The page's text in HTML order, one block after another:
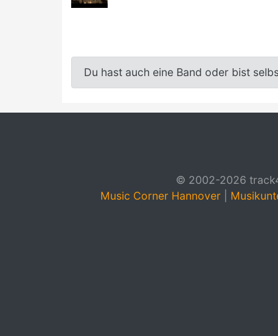
Du hast auch eine Band oder bist
© 2002-2026
Music Corner Hannover